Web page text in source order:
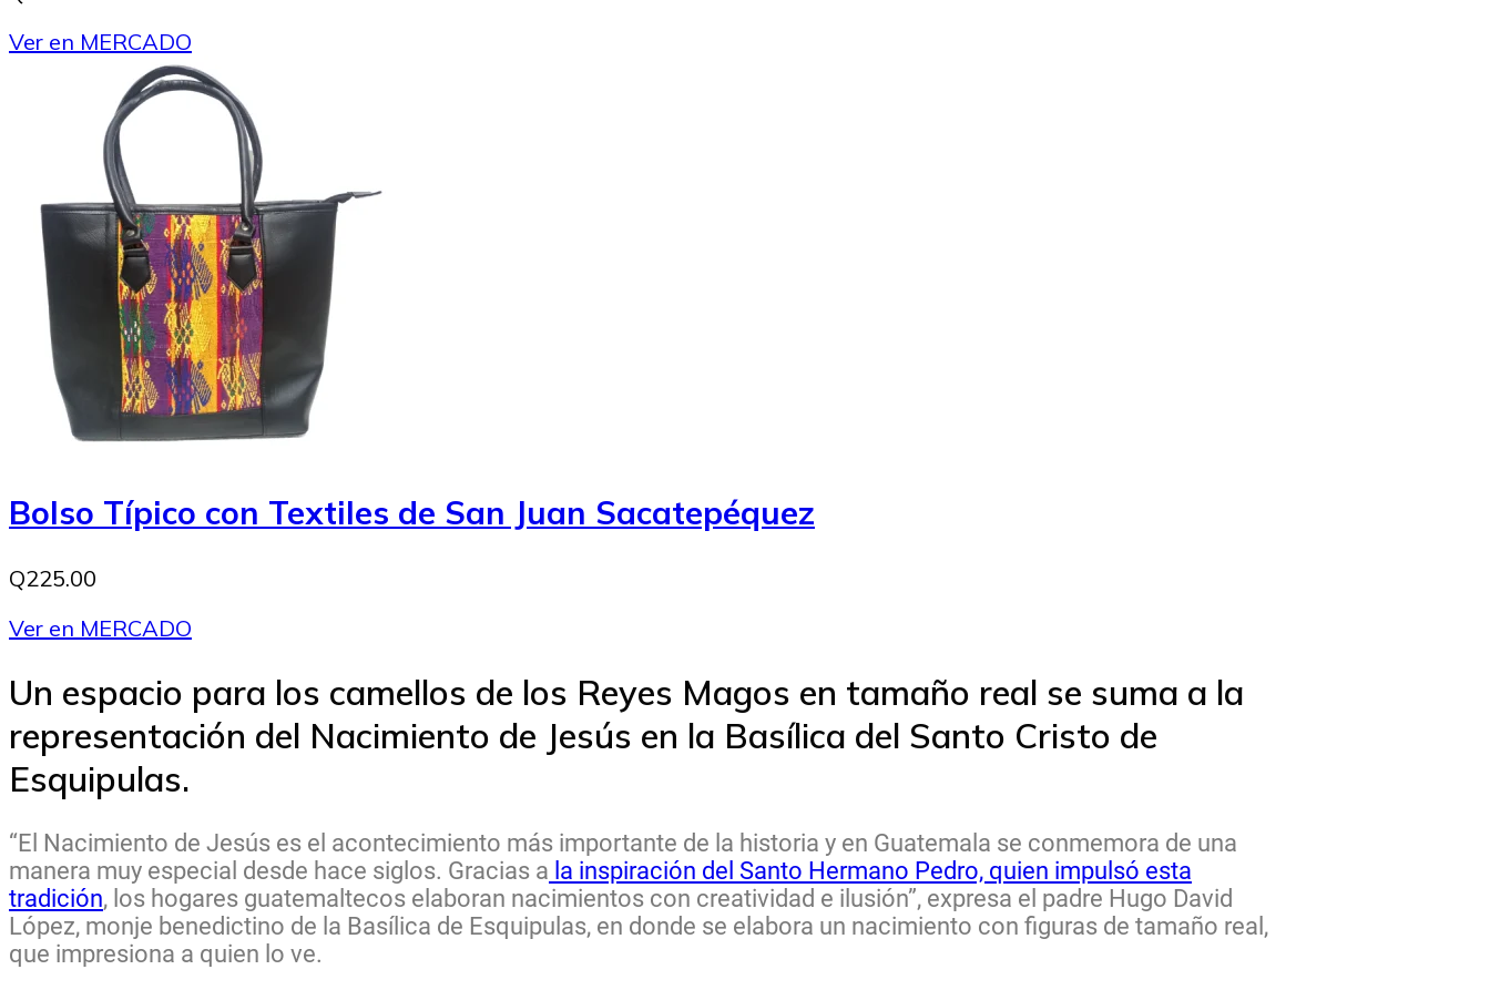
Ver en MERCADO
Bolso Típico con Textiles de San Juan Sacatepéquez
Q225.00
Ver en MERCADO
Un espacio para los camellos de los Reyes Magos en tamaño real se suma a la
representación del Nacimiento de Jesús en la Basílica del Santo Cristo de
Esquipulas.
“El Nacimiento de Jesús es el acontecimiento más importante de la historia y en Guatemala se conmemora de una
manera muy especial desde hace siglos. Gracias a la inspiración del Santo Hermano Pedro, quien impulsó esta
tradición, los hogares guatemaltecos elaboran nacimientos con creatividad e ilusión”, expresa el padre Hugo David
López, monje benedictino de la Basílica de Esquipulas, en donde se elabora un nacimiento con figuras de tamaño real,
que impresiona a quien lo ve.